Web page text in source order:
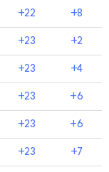
+22 +8
+23 +2
+23 +4
+23 +6
+23 +6
+23 +7